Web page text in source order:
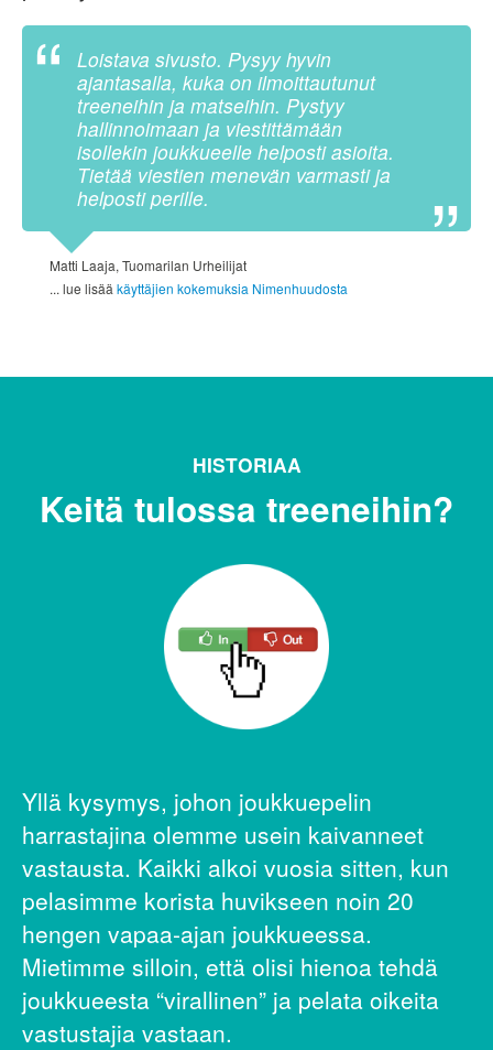
Loistava sivusto. Pysyy hyvin
ajantasalla, kuka on ilmoittautunut
treeneihin ja matseihin. Pystyy
hallinnoimaan ja viestittämään
isollekin joukkueelle helposti asioita.
Tietää viestien menevän varmasti ja
helposti perille.
Matti Laaja, Tuomarilan Urheilijat
... lue lisää käyttäjien kokemuksia Nimenhuudosta
HISTORIAA
Keitä tulossa treeneihin?
Yllä kysymys, johon joukkuepelin
harrastajina olemme usein kaivanneet
vastausta. Kaikki alkoi vuosia sitten, kun
pelasimme korista huvikseen noin 20
hengen vapaa-ajan joukkueessa.
Mietimme silloin, että olisi hienoa tehdä
joukkueesta “virallinen” ja pelata oikeita
vastustajia vastaan.